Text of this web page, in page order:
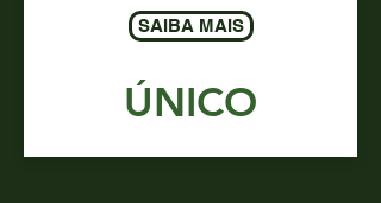
SAIBA MAIS
ÚNICO